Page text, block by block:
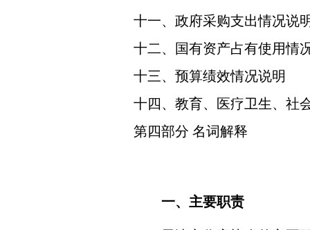
十一、政府采购支出情况说
十二、国有资产占有使用情
十三、预算绩效情况说明
十四、教育、医疗卫生、社
第四部分 名词解释
一、主要职责